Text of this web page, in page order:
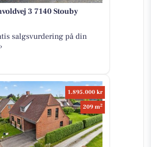
3 7140 Stouby
salgsvurdering på din
1.895.000 kr
209 m2